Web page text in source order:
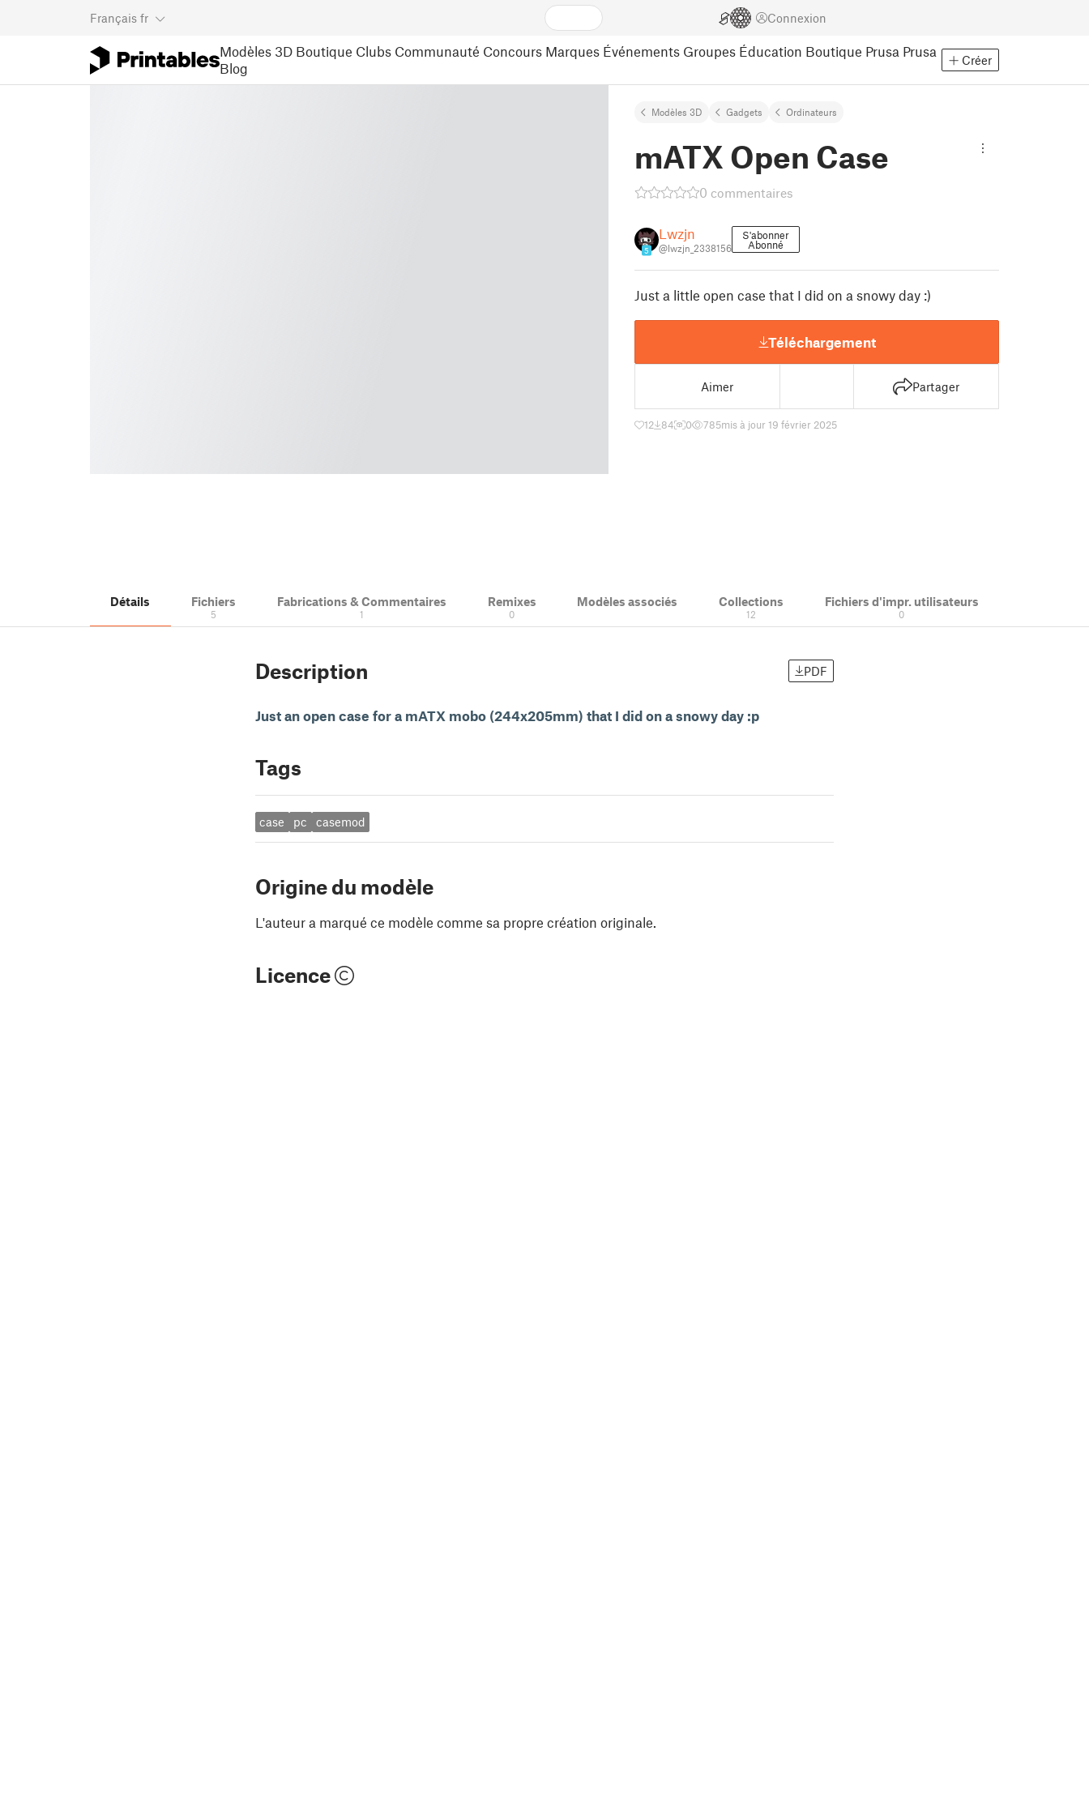
Français fr Connexion
Modèles 3D Boutique Clubs Communauté Concours Marques Événements Groupes Éducation Boutique Prusa Prusa
Blog
Créer
Modèles 3D Gadgets Ordinateurs
mATX Open Case
0 commentaires
5
Lwzjn
@lwzjn_2338156
S'abonner
Abonné
Just a little open case that I did on a snowy day :)
Téléchargement
Aimer Partager
12 84 0 785mis à jour 19 février 2025
Détails Fichiers
5
Fabrications & Commentaires
1
Remixes
0
Modèles associés Collections
12
Fichiers d'impr. utilisateurs
0
Description PDF
Just an open case for a mATX mobo (244x205mm) that I did on a snowy day :p
Tags
case pc casemod
Origine du modèle
L'auteur a marqué ce modèle comme sa propre création originale.
Licence